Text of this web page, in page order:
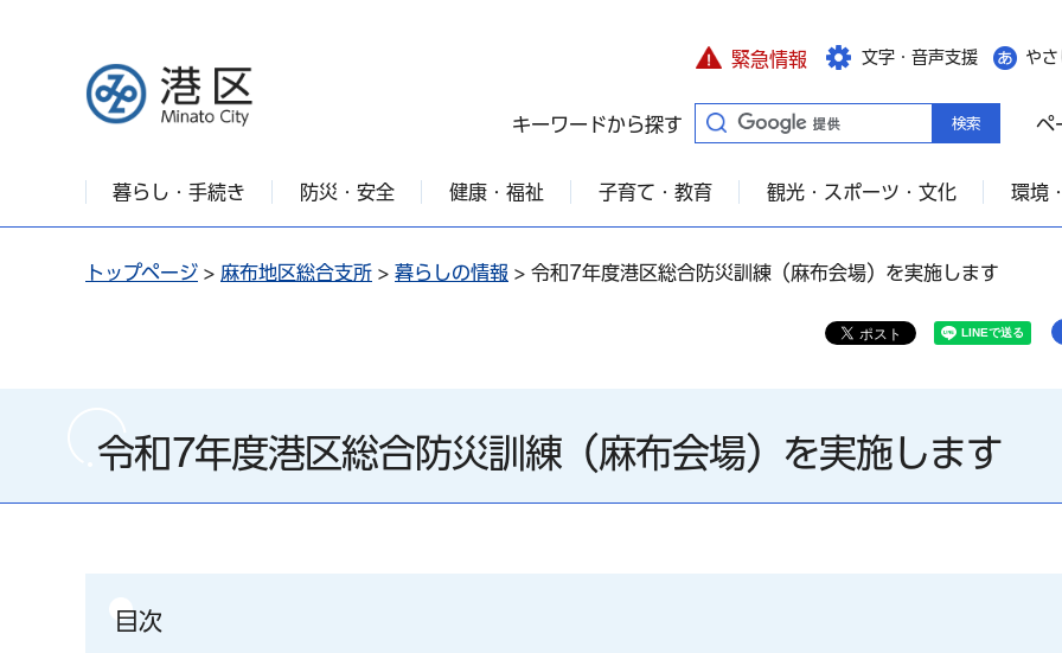
港区
緊急情報 文字・音声支援 や
キーワードから探す ペ
暮らし・手続き 防災・安全 健康・福祉 子育て・教育 観光・スポーツ・文化 環境
トップページ > 麻布地区総合支所 > 暮らしの情報 > 令和7年度港区総合防災訓練（麻布会場）を実施します
令和7年度港区総合防災訓練（麻布会場）を実施します
目次